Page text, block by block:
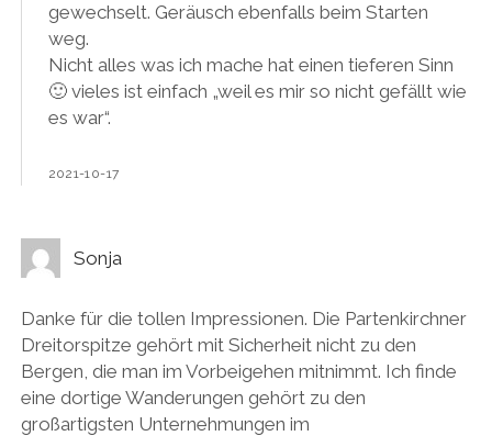
gewechselt. Geräusch ebenfalls beim Starten
weg.
Nicht alles was ich mache hat einen tieferen Sinn
🙂 vieles ist einfach „weil es mir so nicht gefällt wie
es war“.
2021-10-17
Sonja
Danke für die tollen Impressionen. Die Partenkirchner
Dreitorspitze gehört mit Sicherheit nicht zu den
Bergen, die man im Vorbeigehen mitnimmt. Ich finde
eine dortige Wanderungen gehört zu den
großartigsten Unternehmungen im